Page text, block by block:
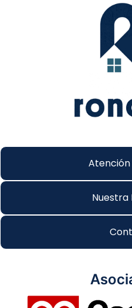
Nuestra